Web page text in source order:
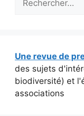
Une revue de
des sujets
biodiversité) et
associations